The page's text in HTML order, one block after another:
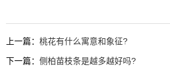
上一篇： 桃花有什么寓意和象征?
下一篇： 侧柏苗枝条是越多越好吗?